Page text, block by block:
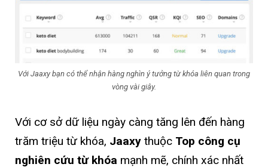
Với Jaaxy bạn có thể nhận hàng nghìn ý tưởng từ khóa liên quan trong
vòng vài giây.
Với cơ sở dữ liệu ngày càng tăng lên đến hàng
trăm triệu từ khóa, Jaaxy thuộc Top công cụ
nghiên cứu từ khóa mạnh mẽ, chính xác nhất